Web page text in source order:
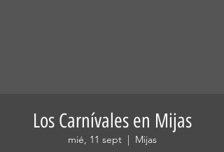
Los Carnívales en Mijas
mié, 11 sept
  |
Mijas